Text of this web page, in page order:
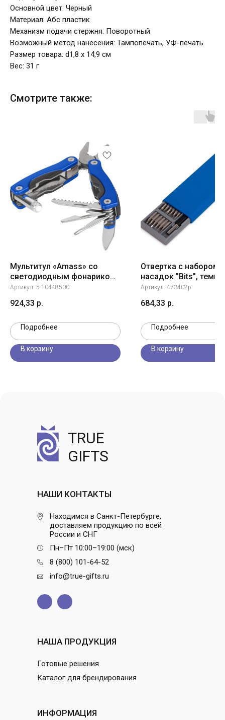
Основной цвет: Черный
Материал: Абс пластик
Механизм подачи стержня: Поворотный
Возможный метод нанесения: Тампопечать, УФ-печать
Размер товара: d1,8 x 14,9 см
Вес: 31 г
Смотрите также:
Мультитул «Amass» со
светодиодным фонариком
- Синий
Артикул: 5-10448500
924,33 р.
Подробнее
В корзину
Отвертка с набором
насадок "Bits",
Артикул: 473402p
684,33 р.
Подробнее
В корзину
TRUE
GIFTS
НАША ПРОДУКЦИЯ
Готовые решения
Каталог для брендирования
ИНФОРМАЦИЯ
НАШИ КОНТАКТЫ
Находимся в Санкт-Петербурге,
доставляем продукцию по всей
России и СНГ
Пн–Пт 10:00–19:00 (мск)
8 (800) 101-64-52
info@true-gifts.ru